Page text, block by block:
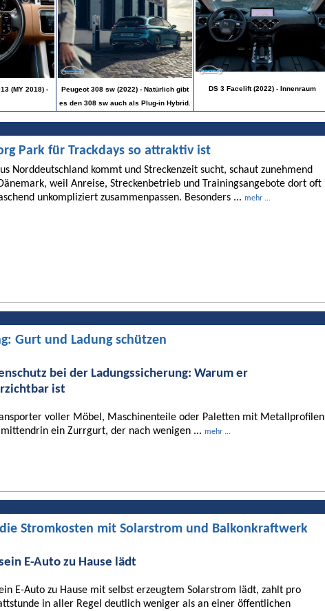
(MY 2018) -
Peugeot 308 sw (2022) - Natürlich gibt
es den 308 sw auch als Plug-in Hybrid.
DS 3 Facelift (2022) - Innenraum
Park für Trackdays so attraktiv ist
Norddeutschland kommt und Streckenzeit sucht, schaut zunehmend
weil Anreise, Streckenbetrieb und Trainingsangebote dort oft
unkompliziert zusammenpassen. Besonders ... mehr ...
Gurt und Ladung schützen
bei der Ladungssicherung: Warum er
ist
voller Möbel, Maschinenteile oder Paletten mit Metallprofilen
mittendrin ein Zurrgurt, der nach wenigen ... mehr ...
Stromkosten mit Solarstrom und Balkonkraftwerk
E-Auto zu Hause lädt
E-Auto zu Hause mit selbst erzeugtem Solarstrom lädt, zahlt pro
in aller Regel deutlich weniger als an einer öffentlichen